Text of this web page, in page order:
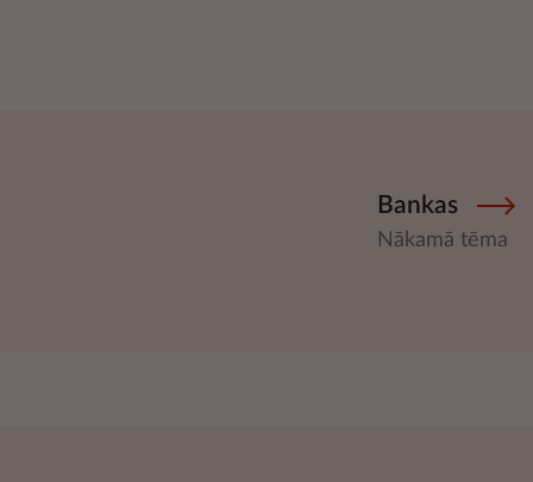
Bankas
Nākamā tēma